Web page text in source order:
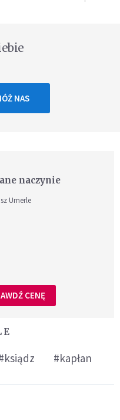
NAS
naczynie
Umerle
CENĘ
#kapłan